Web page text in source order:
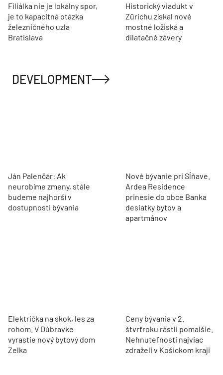
Filiálka nie je lokálny spor,
je to kapacitná otázka
železničného uzla
Bratislava
Historický viadukt v
Zürichu získal nové
mostné ložiská a
dilatačné závery
DEVELOPMENT
Ján Palenčár: Ak
neurobíme zmeny, stále
budeme najhorší v
dostupnosti bývania
Nové bývanie pri Sĺňave.
Ardea Residence
prinesie do obce Banka
desiatky bytov a
apartmánov
Električka na skok, les za
rohom. V Dúbravke
vyrastie nový bytový dom
Zelka
Ceny bývania v 2.
štvrťroku rástli pomalšie.
Nehnuteľnosti najviac
zdraželi v Košickom kraji